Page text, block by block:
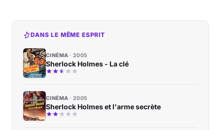
DANS LE MÊME ESPRIT
CINÉMA 2005
Sherlock Holmes - La clé
CINÉMA 2005
Sherlock Holmes et l'arme secrète